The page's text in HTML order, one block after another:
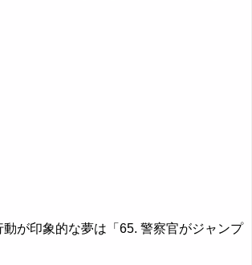
動が印象的な夢は「65. 警察官がジャンプ